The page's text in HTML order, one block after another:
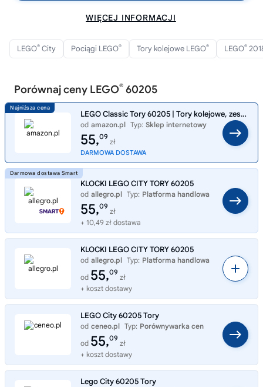
WIĘCEJ INFORMACJI
LEGO® City Pociągi LEGO® Tory kolejowe LEGO® LEGO®
Porównaj ceny LEGO® 60205
LEGO Classic Tory 60205 | Tory kolejowe, zestaw rozszerzający, klocki konstrukcyjne dla dzieci od 5 lat, dla chłopców i
od amazon.pl Typ: Sklep internetowy
55,09
zł
DARMOWA DOSTAWA
KLOCKI LEGO CITY TORY 60205
od allegro.pl Typ: Platforma handlowa
55,09
zł
+ 10,49 zł dostawa
KLOCKI LEGO CITY TORY 60205
od allegro.pl Typ: Platforma handlowa
od 55,09
zł
+ koszt dostawy
LEGO City 60205 Tory
od ceneo.pl Typ: Porównywarka cen
od 55,09
zł
+ koszt dostawy
Lego City 60205 Tory